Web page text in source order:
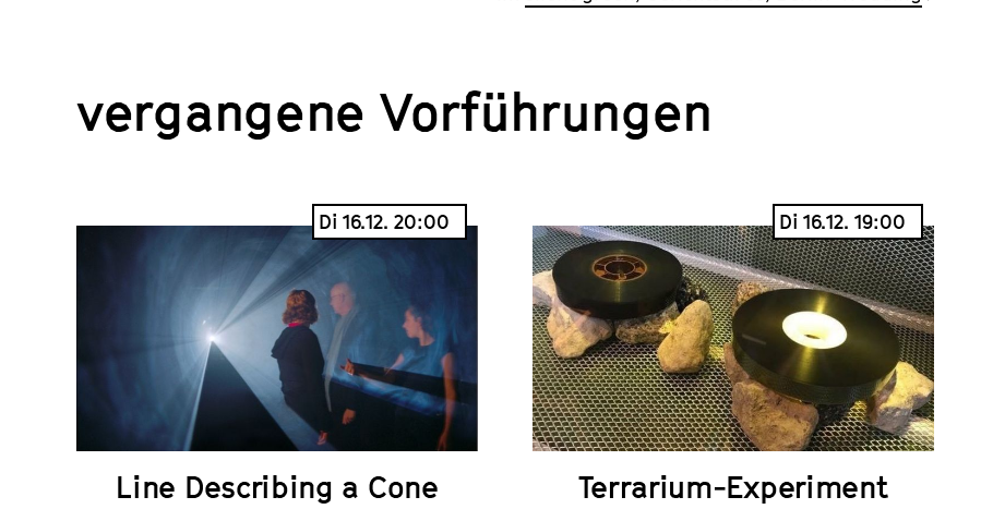
vergangene Vorführungen
Di 16.12. 20:00
Line Describing a Cone
Di 16.12. 19:00
Terrarium-Experiment